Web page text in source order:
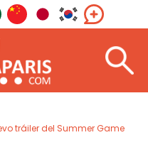
tráiler del Summer Game